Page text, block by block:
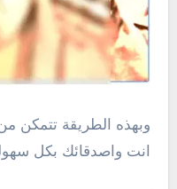
وبهذه الطريقة تتمكن
انت واصدقائك بكل